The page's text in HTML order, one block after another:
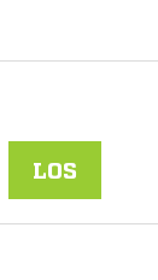
LOS